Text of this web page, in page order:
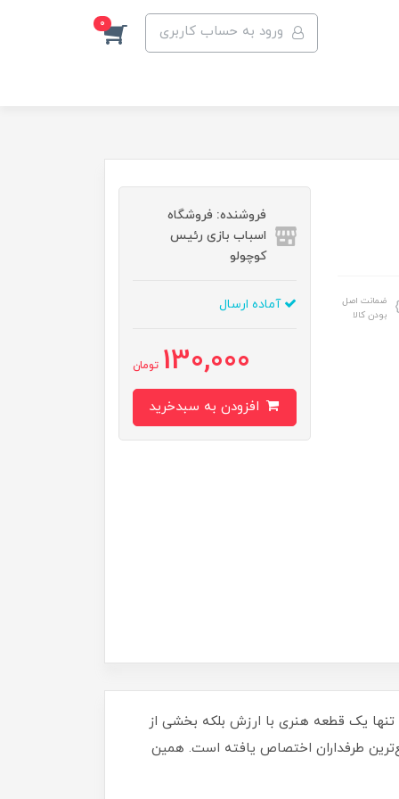
ورود به حساب کاربری 0
ضمانت اصل
بودن کالا
فروشنده: فروشگاه
اسباب بازی رئیس
کوچولو
آماده ارسال
130,000 تومان
خود جانی تازه ببخشید؟ با "کارت کیمدی سری امضا جاشوا کیمیش 2026"، شما نه تنها یک قطعه هنری با ارزش بلکه بخشی از
طرفداران اختصاص یافته است. همین